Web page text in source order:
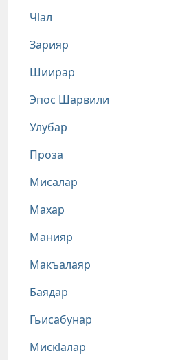
Чlал
Зарияр
Шиирар
Эпос Шарвили
Улубар
Проза
Мисалар
Махар
Манияр
Макъалаяр
Баядар
Гьисабунар
Мискlалар